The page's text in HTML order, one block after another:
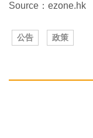
Source：ezone.hk
公告 政策